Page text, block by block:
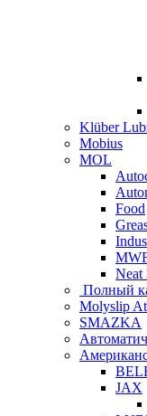
Klüber
Mobius
MOL
Food
Полный
Molyslip
SMAZKA
JAX